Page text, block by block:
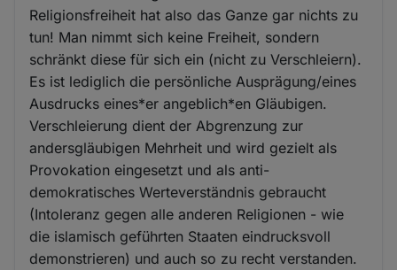
Religionsfreiheit hat also das Ganze gar nichts zu
tun! Man nimmt sich keine Freiheit, sondern
schränkt diese für sich ein (nicht zu Verschleiern).
Es ist lediglich die persönliche Ausprägung/eines
Ausdrucks eines*er angeblich*en Gläubigen.
Verschleierung dient der Abgrenzung zur
andersgläubigen Mehrheit und wird gezielt als
Provokation eingesetzt und als anti-
demokratisches Werteverständnis gebraucht
(Intoleranz gegen alle anderen Religionen - wie
die islamisch geführten Staaten eindrucksvoll
demonstrieren) und auch so zu recht verstanden.